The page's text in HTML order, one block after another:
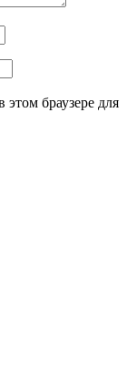
браузере для